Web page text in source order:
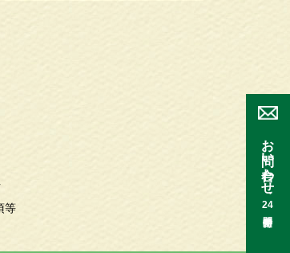
お問い合わせ
24
等